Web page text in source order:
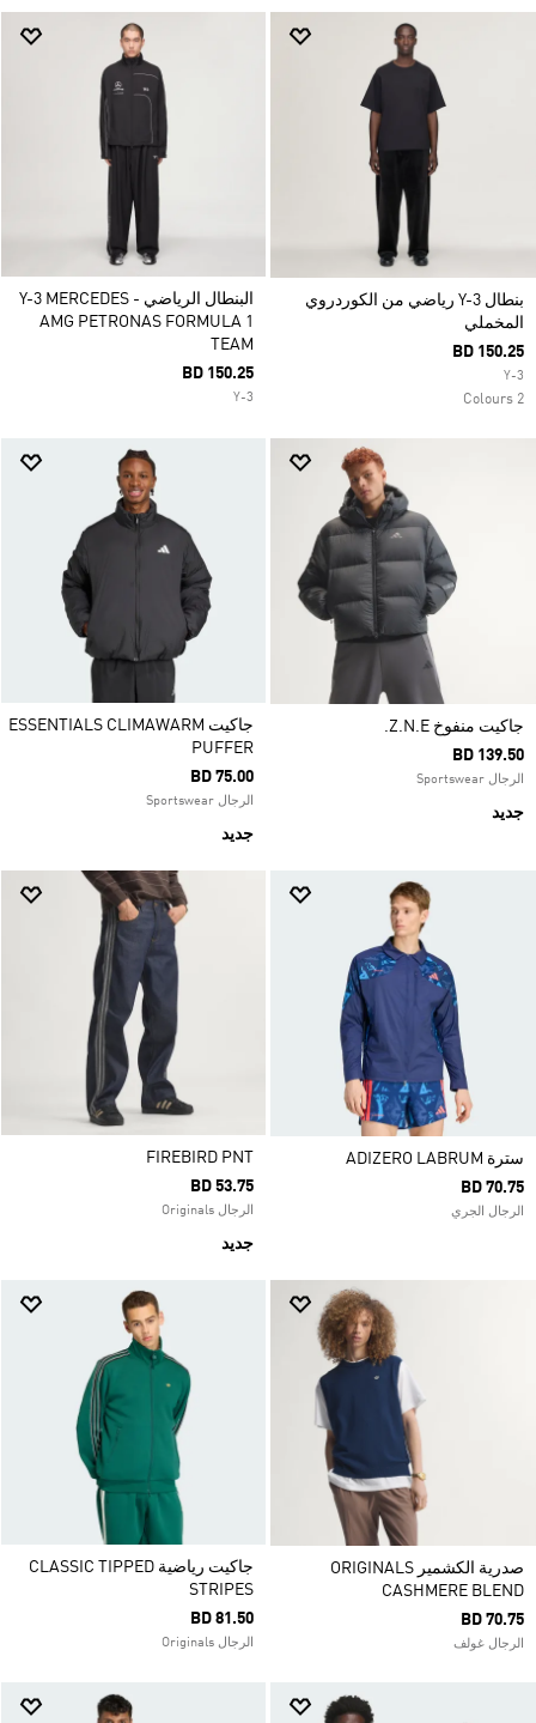
بنطال Y-3 رياضي من الكوردروي
المخملي
BD 150.25
Y-3
2 Colours
البنطال الرياضي Y-3 MERCEDES -
AMG PETRONAS FORMULA 1
TEAM
BD 150.25
Y-3
جاكيت منفوخ Z.N.E.
BD 139.50
الرجال Sportswear
جديد
جاكيت ESSENTIALS CLIMAWARM
PUFFER
BD 75.00
الرجال Sportswear
جديد
سترة ADIZERO LABRUM
BD 70.75
الرجال الجري
FIREBIRD PNT
BD 53.75
الرجال Originals
جديد
صدرية الكشمير ORIGINALS
CASHMERE BLEND
BD 70.75
الرجال غولف
جاكيت رياضية CLASSIC TIPPED
STRIPES
BD 81.50
الرجال Originals